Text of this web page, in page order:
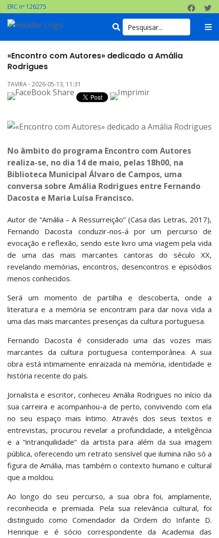
ERC nº 126275
«Encontro com Autores» dedicado a Amália
Rodrigues
TAVIRA - 2026-05-13, 11:31
No âmbito do programa Encontro com Autores
realiza-se, no dia 14 de maio, pelas 18h00, na
Biblioteca Municipal Álvaro de Campos, uma
conversa sobre Amália Rodrigues entre Fernando
Dacosta e Maria Luísa Francisco.
Autor de “Amália – A Ressurreição” (Casa das Letras, 2017),
Fernando Dacosta conduzir-nos-á por um percurso de
evocação e reflexão, sendo este livro uma viagem pela vida
de uma das mais marcantes cantoras do século XX,
revelando memórias, encontros, desencontros e episódios
menos conhecidos.
Será um momento de partilha e descoberta, onde a
literatura e a memória se encontram para dar nova vida a
uma das mais marcantes presenças da cultura portuguesa.
Fernando Dacosta é considerado uma das vozes mais
marcantes da cultura portuguesa contemporânea. A sua
obra está intimamente enraizada na memória, identidade e
história recente do país.
Jornalista e escritor, conheceu Amália Rodrigues no início da
sua carreira e acompanhou-a de perto, convivendo com ela
no seu espaço mais íntimo. Através dos seus textos e
entrevistas, procurou revelar a profundidade, a inteligência
e a “intranquilidade” da artista para além da sua imagem
pública, oferecendo um retrato sensível que ilumina não só a
figura de Amália, mas também o contexto humano e cultural
que a moldou.
Ao longo do seu percurso, a sua obra foi, amplamente,
reconhecida e premiada. Pela sua relevância cultural, foi
distinguido como Comendador da Ordem do Infante D.
Henrique e é sócio correspondente da Academia das